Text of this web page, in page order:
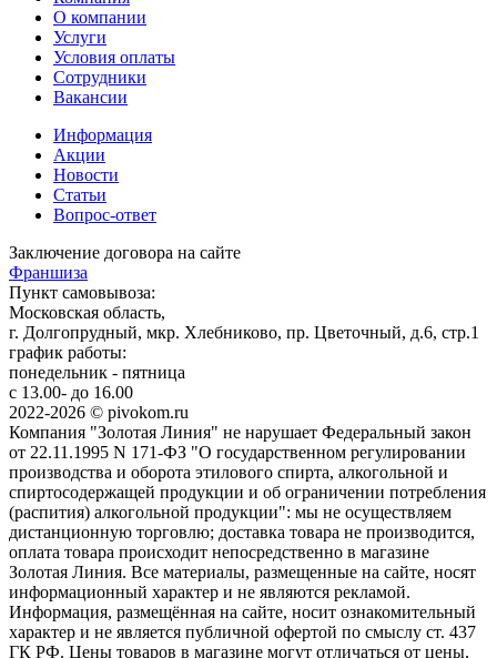
О компании
Услуги
Условия оплаты
Сотрудники
Вакансии
Информация
Акции
Новости
Статьи
Вопрос-ответ
Заключение договора на сайте
Франшиза
Пункт самовывоза:
Московская область,
г. Долгопрудный, мкр. Хлебниково, пр. Цветочный, д.6, стр.1
график работы:
понедельник - пятница
с 13.00- до 16.00
2022-2026 © pivokom.ru
Компания "Золотая Линия" не нарушает Федеральный закон
от 22.11.1995 N 171-ФЗ "О государственном регулировании
производства и оборота этилового спирта, алкогольной и
спиртосодержащей продукции и об ограничении потребления
(распития) алкогольной продукции": мы не осуществляем
дистанционную торговлю; доставка товара не производится,
оплата товара происходит непосредственно в магазине
Золотая Линия. Все материалы, размещенные на сайте, носят
информационный характер и не являются рекламой.
Информация, размещённая на сайте, носит ознакомительный
характер и не является публичной офертой по смыслу ст. 437
ГК РФ. Цены товаров в магазине могут отличаться от цены,